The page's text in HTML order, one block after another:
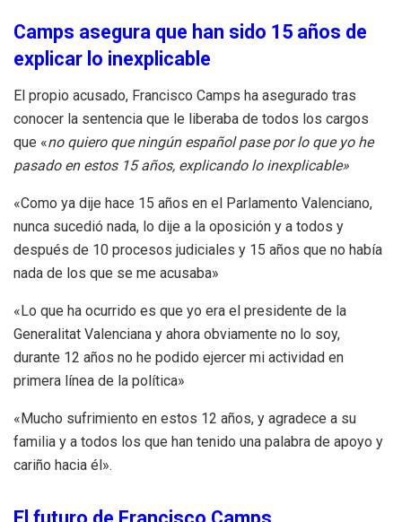
Camps asegura que han sido 15 años de
explicar lo inexplicable
El propio acusado, Francisco Camps ha asegurado tras
conocer la sentencia que le liberaba de todos los cargos
que «no quiero que ningún español pase por lo que yo he
pasado en estos 15 años, explicando lo inexplicable»
«Como ya dije hace 15 años en el Parlamento Valenciano,
nunca sucedió nada, lo dije a la oposición y a todos y
después de 10 procesos judiciales y 15 años que no había
nada de los que se me acusaba»
«Lo que ha ocurrido es que yo era el presidente de la
Generalitat Valenciana y ahora obviamente no lo soy,
durante 12 años no he podido ejercer mi actividad en
primera línea de la política»
«Mucho sufrimiento en estos 12 años, y agradece a su
familia y a todos los que han tenido una palabra de apoyo y
cariño hacia él».